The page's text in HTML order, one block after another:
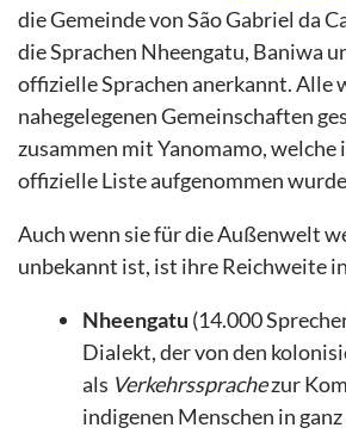
die Gemeinde von São Gabriel da
die Sprachen Nheengatu, Baniwa
offizielle Sprachen anerkannt. Alle
nahegelegenen Gemeinschaften
zusammen mit Yanomamo, welche
offizielle Liste aufgenommen
Auch wenn sie für die Außenwelt
unbekannt ist, ist ihre Reichweite
Nheengatu (14.000
Dialekt, der von den
als Verkehrssprachezur
indigenen Menschen in